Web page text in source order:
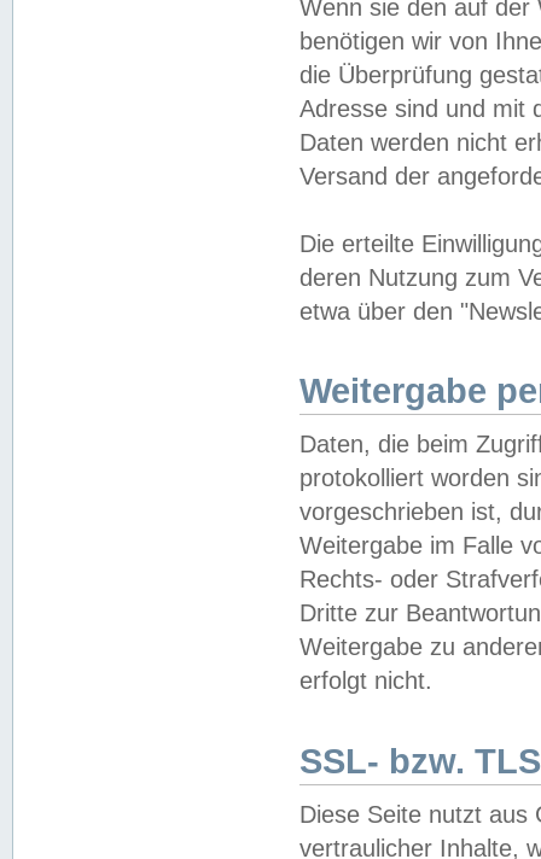
Wenn sie den auf der
benötigen wir von
die Überprüfung
Adresse sind und mit
Daten werden nicht
Versand der
Die erteilte
deren Nutzung zum
etwa über den
Weitergabe
Daten, die beim
protokolliert worden
vorgeschrieben ist,
Weitergabe im Falle
Rechts- oder
Dritte zur
Weitergabe zu
erfolgt nicht.
SSL- bzw.
Diese Seite nutzt aus
vertraulicher Inhalte,